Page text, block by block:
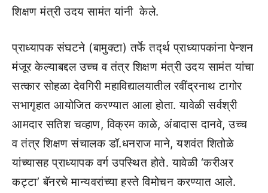
शिक्षण मंत्री उदय सामंत यांनी केले.
प्राध्यापक संघटने (बामुक्टा) तर्फे तर्द्थ प्राध्यापकांना पेन्शन
मंजूर केल्याबद्दल उच्च व तंत्र शिक्षण मंत्री उदय सामंत यांचा
सत्कार सोहळा देवगिरी महाविद्यालयातील रवींद्रनाथ टागोर
सभागृहात आयोजित करण्यात आला होता. यावेळी सर्वश्री
आमदार सतिश चव्हाण, विक्रम काळे, अंबादास दानवे, उच्च
व तंत्र शिक्षण संचालक डॉ.धनराज माने, यशवंत शितोळे
यांच्यासह प्राध्यापक वर्ग उपस्थित होते. यावेळी ‘करीअर
कट्टा’ बॅनरचे मान्यवरांच्या हस्ते विमोचन करण्यात आले.